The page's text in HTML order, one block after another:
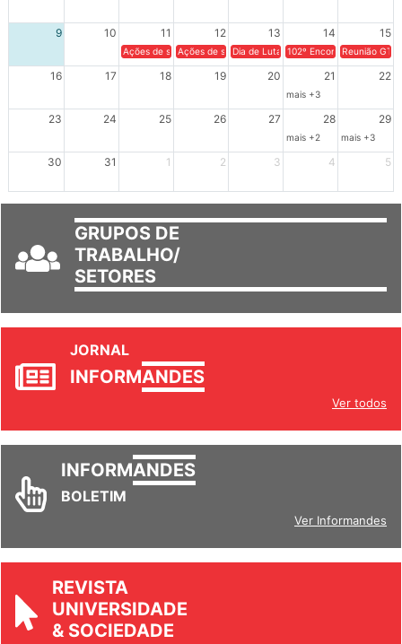
9 10 11 12 13 14 15
Ações de solidariedade a Cuba no Rio Grande do Sul - 100
Ações de solidariedade a Cuba no Rio Grande do
Dia de Luta em Defesa de Cuba e da
102º Encontro da
Reunião
16 17 18 19 20 21 22
mais +3
23 24 25 26 27 28 29
mais +2 mais +3
30 31 1 2 3 4 5
GRUPOS DE
TRABALHO/
SETORES
JORNAL
INFORMANDES
Ver todos
INFORMANDES
BOLETIM
Ver Informandes
REVISTA
UNIVERSIDADE
& SOCIEDADE